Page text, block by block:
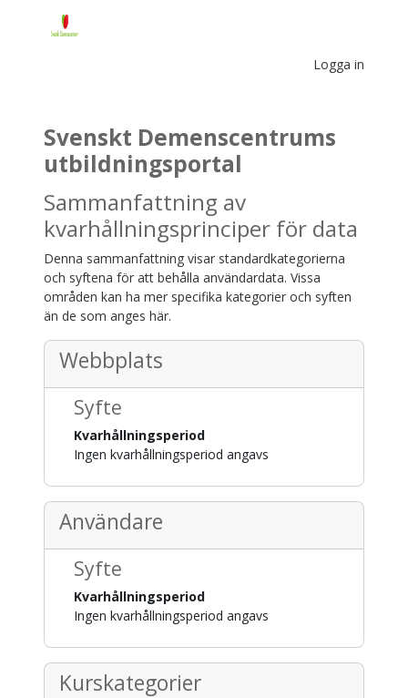
Logga in
Svenskt Demenscentrums
utbildningsportal
Sammanfattning av
kvarhållningsprinciper för data
Denna sammanfattning visar standardkategorierna
och syftena för att behålla användardata. Vissa
områden kan ha mer specifika kategorier och syften
än de som anges här.
Webbplats
Syfte
Kvarhållningsperiod
Ingen kvarhållningsperiod angavs
Användare
Syfte
Kvarhållningsperiod
Ingen kvarhållningsperiod angavs
Kurskategorier